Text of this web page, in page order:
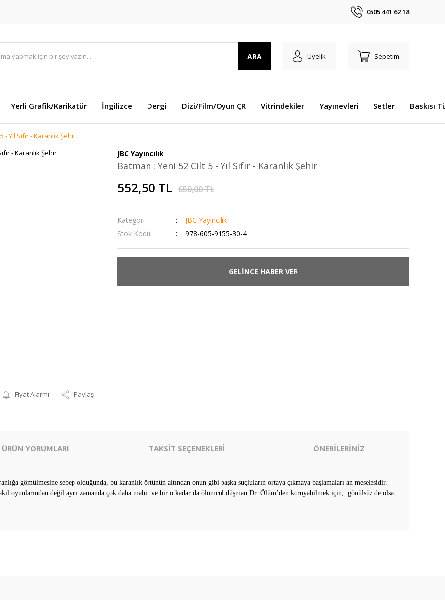
0505 441 62 18
ARA Üyelik Sepetim
Yerli Grafik/Karikatür İngilizce Dergi Dizi/Film/Oyun ÇR Vitrindekiler Yayınevleri Setler Baskısı
Yıl Sıfır - Karanlık Şehir
Fiyat Alarmı Paylaş
JBC Yayıncılık
Batman : Yeni 52 Cilt 5 - Yıl Sıfır - Karanlık Şehir
552,50 TL 650,00 TL
Kategori
JBC Yayıncılık
Stok Kodu
978-605-9155-30-4
GELİNCE HABER VER
ÜRÜN YORUMLARI TAKSİT SEÇENEKLERİ ÖNERİLERİNİZ
gömülmesine sebep olduğunda, bu karanlık örtünün altından onun gibi başka suçluların ortaya çıkmaya başlamaları an meselesidir.
oyunlarından değil aynı zamanda çok daha mahir ve bir o kadar da ölümcül düşman Dr. Ölüm’den koruyabilmek için, gönülsüz de olsa